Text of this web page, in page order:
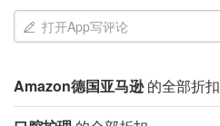
打开App写评论
Amazon德国亚马逊的全部折扣